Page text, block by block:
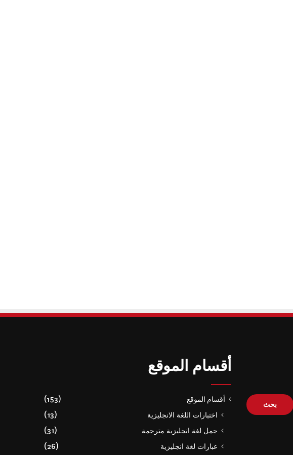
البحث
عن:
أقسام الموقع
أقسام الموقع (153)
اختبارات اللغة الانجليزية
(13)
جمل لغة انجليزية مترجمة
(31)
عبارات لغة انجليزية
(26)